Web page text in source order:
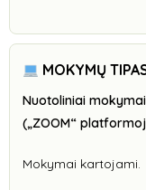
MOKYMŲ
Nuotoliniai mokymai
(„ZOOM“
Mokymai kartojami.